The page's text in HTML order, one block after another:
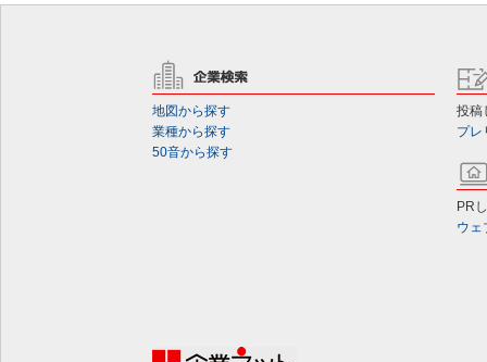
地図から探す
業種から探す
50音から探す
投稿
プレ
PR
ウェ